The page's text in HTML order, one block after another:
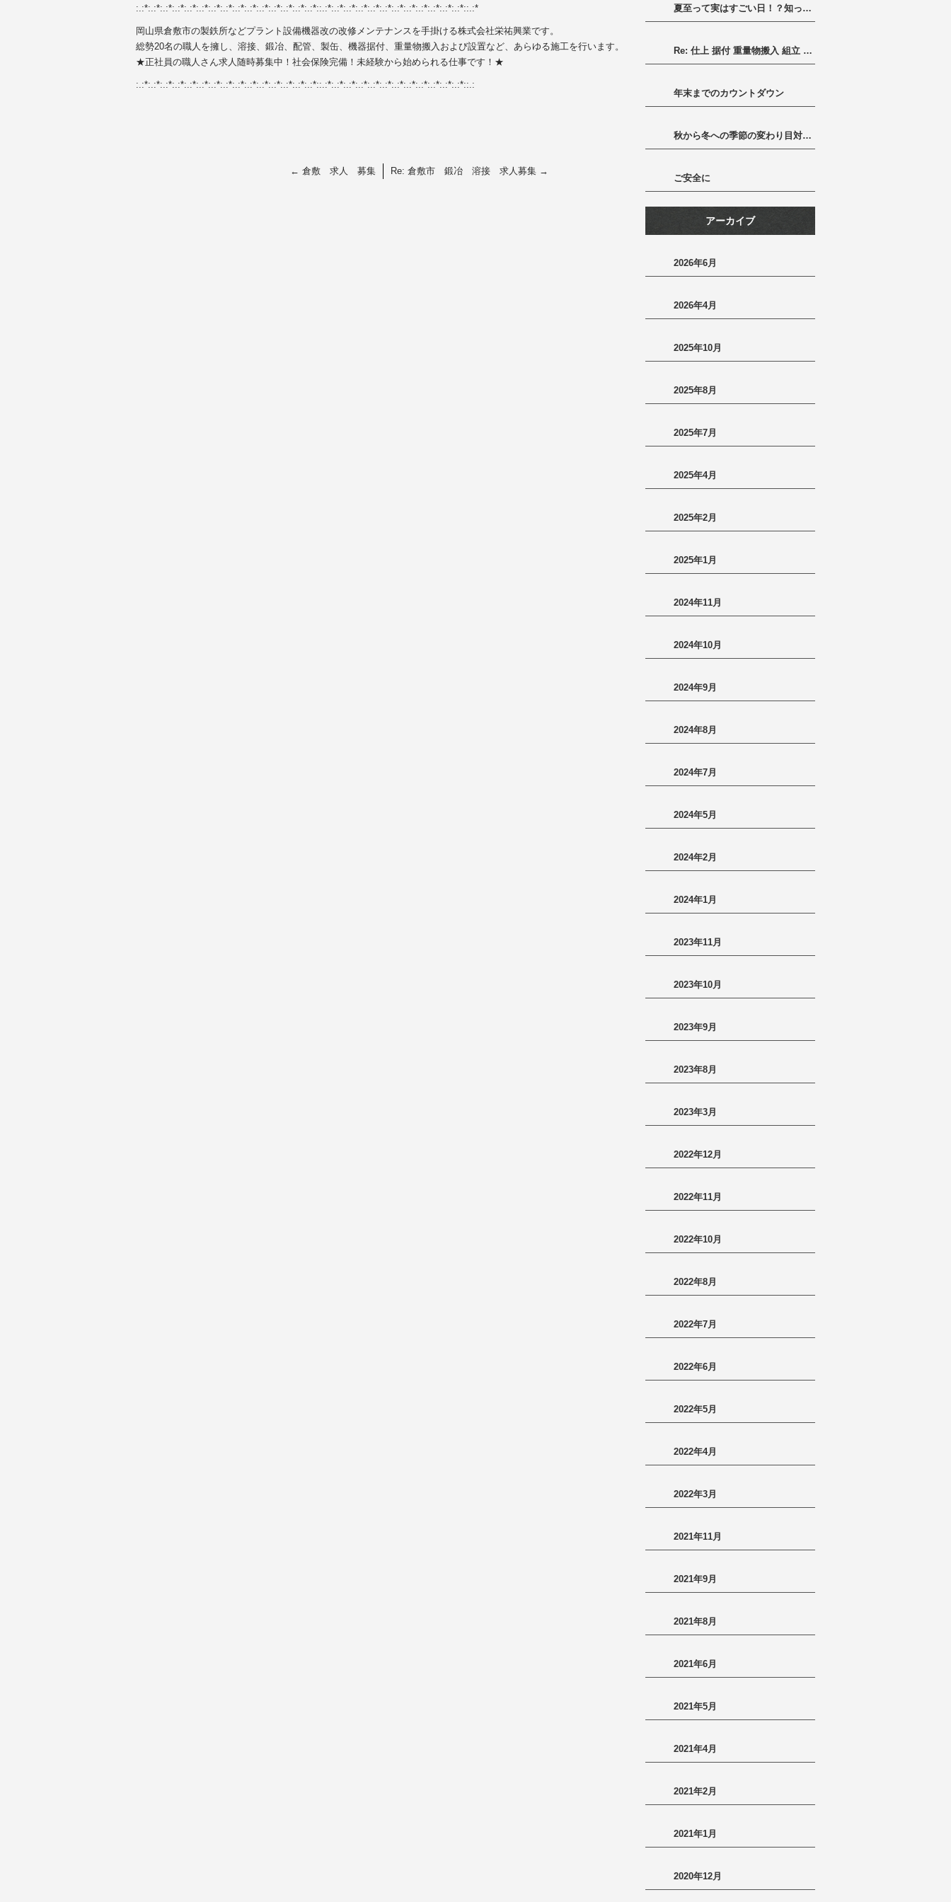
:.:*:.:*:.:*:.:*:.:*:.:*:.:*:.:*:.:*:.:*:.:*:.:*:.:*:.:*:.:*::.:*:.:*:.:*:.:*:.:*:.:*:.:*:.:*:.:*:.:*:.:*:.:*::.:*
岡山県倉敷市の製鉄所などプラント設備機器改の改修メンテナンスを手掛ける株式会社栄祐興業です。
総勢20名の職人を擁し、溶接、鍛冶、配管、製缶、機器据付、重量物搬入および設置など、あらゆる施工を行います。
★正社員の職人さん求人随時募集中！社会保険完備！未経験から始められる仕事です！★
:.:*:.:*:.:*:.:*:.:*:.:*:.:*:.:*:.:*:.:*:.:*:.:*:.:*:.:*:.:*::.:*:.:*:.:*:.:*:.:*:.:*:.:*:.:*:.:*:.:*:.:*:.:*::.:
← 倉敷 求人 募集 Re: 倉敷市 鍛冶 溶接 求人募集 →
夏至って実はすごい日！？知って得する豆知識と長い一日の楽しみ方
Re: 仕上 据付 重量物搬入 組立 一式
年末までのカウントダウン
秋から冬への季節の変わり目対策～健康に冬を迎えるために～
ご安全に
アーカイブ
2026年6月
2026年4月
2025年10月
2025年8月
2025年7月
2025年4月
2025年2月
2025年1月
2024年11月
2024年10月
2024年9月
2024年8月
2024年7月
2024年5月
2024年2月
2024年1月
2023年11月
2023年10月
2023年9月
2023年8月
2023年3月
2022年12月
2022年11月
2022年10月
2022年8月
2022年7月
2022年6月
2022年5月
2022年4月
2022年3月
2021年11月
2021年9月
2021年8月
2021年6月
2021年5月
2021年4月
2021年2月
2021年1月
2020年12月